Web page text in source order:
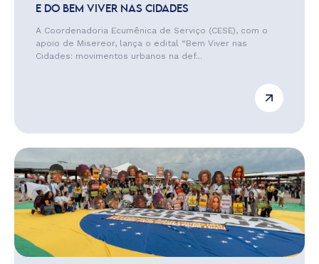
E DO BEM VIVER NAS CIDADES
A Coordenadoria Ecumênica de Serviço (CESE), com o
apoio de Misereor, lança o edital “Bem Viver nas
Cidades: movimentos urbanos na def...